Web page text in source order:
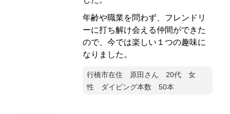
年齢や職業を問わず、フレンドリ
ーに打ち解け会える仲間ができた
ので、今では楽しい１つの趣味に
なりました。
行橋市在住 原田さん 20代 女
性 ダイビング本数 50本